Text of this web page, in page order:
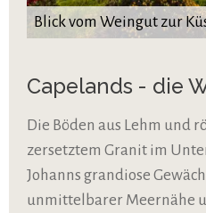
Blick vom Weingut zur
Capelands - die
Die Böden aus Lehm und
zersetztem Granit im
Johanns grandiose
unmittelbarer Meernähe